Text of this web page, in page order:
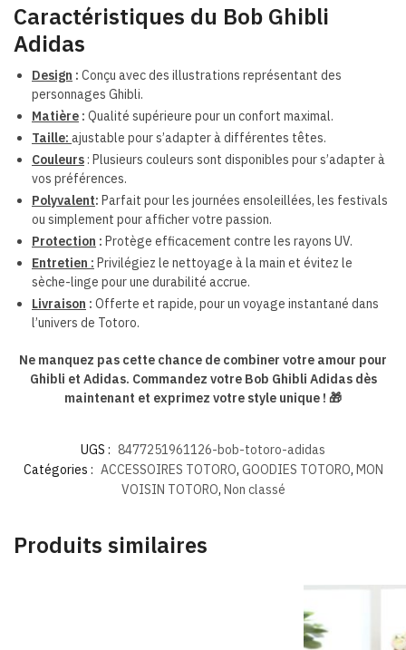
Caractéristiques du Bob Ghibli
Adidas
Design : Conçu avec des illustrations représentant des
personnages Ghibli.
Matière : Qualité supérieure pour un confort maximal.
Taille: ajustable pour s’adapter à différentes têtes.
Couleurs : Plusieurs couleurs sont disponibles pour s’adapter à
vos préférences.
Polyvalent: Parfait pour les journées ensoleillées, les festivals
ou simplement pour afficher votre passion.
Protection : Protège efficacement contre les rayons UV.
Entretien : Privilégiez le nettoyage à la main et évitez le
sèche-linge pour une durabilité accrue.
Livraison : Offerte et rapide, pour un voyage instantané dans
l’univers de Totoro.
Ne manquez pas cette chance de combiner votre amour pour
Ghibli et Adidas. Commandez votre Bob Ghibli Adidas dès
maintenant et exprimez votre style unique ! 🎁
UGS : 8477251961126-bob-totoro-adidas
Catégories : ACCESSOIRES TOTORO, GOODIES TOTORO, MON
VOISIN TOTORO, Non classé
Produits similaires